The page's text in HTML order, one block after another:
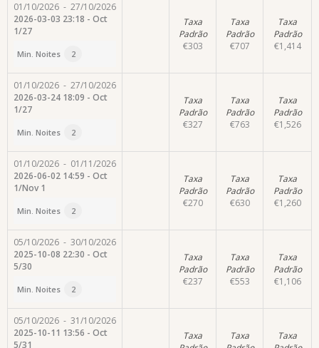
01/10/2026 - 27/10/2026
2026-03-03 23:18 - Oct
1/27
Min. Noites 2
Taxa
Padrão
€303
Taxa
Padrão
€707
Taxa
Padrão
€1,414
01/10/2026 - 27/10/2026
2026-03-24 18:09 - Oct
1/27
Min. Noites 2
Taxa
Padrão
€327
Taxa
Padrão
€763
Taxa
Padrão
€1,526
01/10/2026 - 01/11/2026
2026-06-02 14:59 - Oct
1/Nov 1
Min. Noites 2
Taxa
Padrão
€270
Taxa
Padrão
€630
Taxa
Padrão
€1,260
05/10/2026 - 30/10/2026
2025-10-08 22:30 - Oct
5/30
Min. Noites 2
Taxa
Padrão
€237
Taxa
Padrão
€553
Taxa
Padrão
€1,106
05/10/2026 - 31/10/2026
2025-10-11 13:56 - Oct
5/31
Taxa
Taxa
Taxa